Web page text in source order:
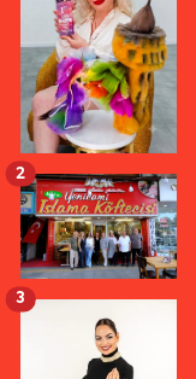
2
3